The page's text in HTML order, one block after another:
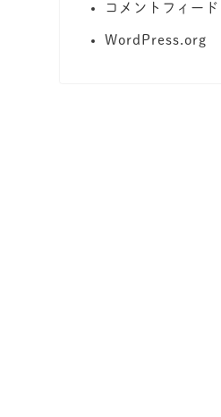
コメントフィード
WordPress.org